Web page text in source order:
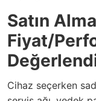
Satın
Fiyat/
Cihaz seçerken